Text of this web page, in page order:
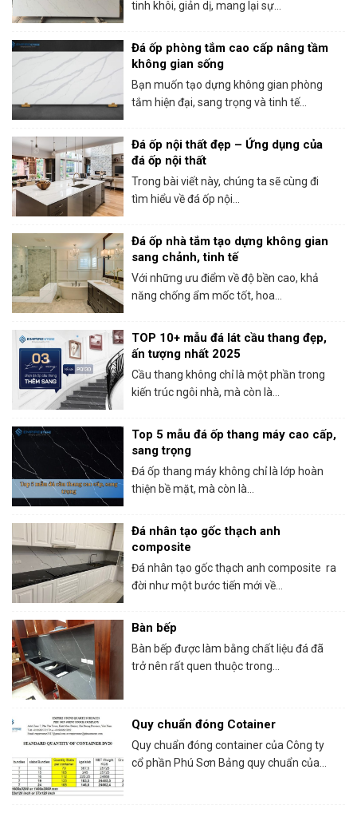
tinh khôi, giản dị, mang lại sự...
Đá ốp phòng tắm cao cấp nâng tầm
không gian sống
Bạn muốn tạo dựng không gian phòng
tắm hiện đại, sang trọng và tinh tế...
Đá ốp nội thất đẹp – Ứng dụng của
đá ốp nội thất
Trong bài viết này, chúng ta sẽ cùng đi
tìm hiểu về đá ốp nội...
Đá ốp nhà tắm tạo dựng không gian
sang chảnh, tinh tế
Với những ưu điểm về độ bền cao, khả
năng chống ẩm mốc tốt, hoa...
TOP 10+ mẫu đá lát cầu thang đẹp,
ấn tượng nhất 2025
Cầu thang không chỉ là một phần trong
kiến trúc ngôi nhà, mà còn là...
Top 5 mẫu đá ốp thang máy cao cấp,
sang trọng
Đá ốp thang máy không chỉ là lớp hoàn
thiện bề mặt, mà còn là...
Đá nhân tạo gốc thạch anh
composite
Đá nhân tạo gốc thạch anh composite ra
đời như một bước tiến mới về...
Bàn bếp
Bàn bếp được làm bằng chất liệu đá đã
trở nên rất quen thuộc trong...
Quy chuẩn đóng Cotainer
Quy chuẩn đóng container của Công ty
cổ phần Phú Sơn Bảng quy chuẩn của...